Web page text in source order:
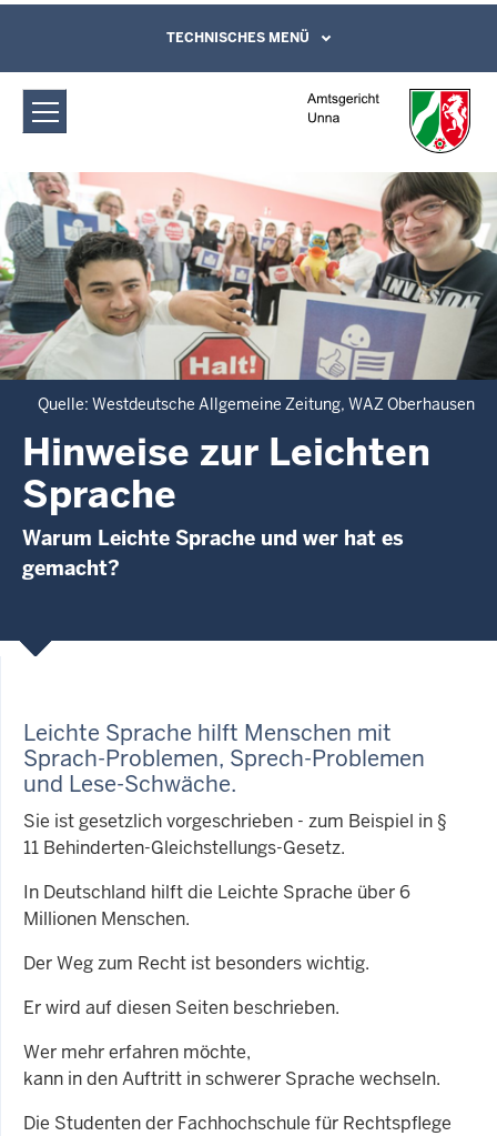
Amtsgericht Unna: Hinweise zur
Leichten Sprache
Direkt zum Inhalt
Leichte Sprache, Gebärdensprachenvideo
und Kontaktformular
TECHNISCHES MENÜ
Quelle: Westdeutsche Allgemeine Zeitung, WAZ Oberhausen
Hinweise zur Leichten
Sprache
Warum Leichte Sprache und wer hat es
gemacht?
Leichte Sprache hilft Menschen mit
Sprach-Problemen, Sprech-Problemen
und Lese-Schwäche.
Sie ist gesetzlich vorgeschrieben - zum Beispiel in §
11 Behinderten-Gleichstellungs-Gesetz.
In Deutschland hilft die Leichte Sprache über 6
Millionen Menschen.
Der Weg zum Recht ist besonders wichtig.
Er wird auf diesen Seiten beschrieben.
Wer mehr erfahren möchte,
kann in den Auftritt in schwerer Sprache wechseln.
Die Studenten der Fachhochschule für Rechtspflege